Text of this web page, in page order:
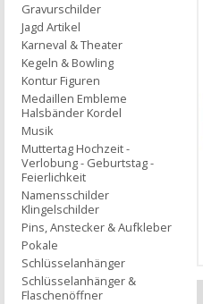
Gravurschilder
Jagd Artikel
Karneval & Theater
Kegeln & Bowling
Kontur Figuren
Medaillen Embleme
Halsbänder Kordel
Musik
Muttertag Hochzeit -
Verlobung - Geburtstag -
Feierlichkeit
Namensschilder
Klingelschilder
Pins, Anstecker & Aufkleber
Pokale
Schlüsselanhänger
Schlüsselanhänger &
Flaschenöffner